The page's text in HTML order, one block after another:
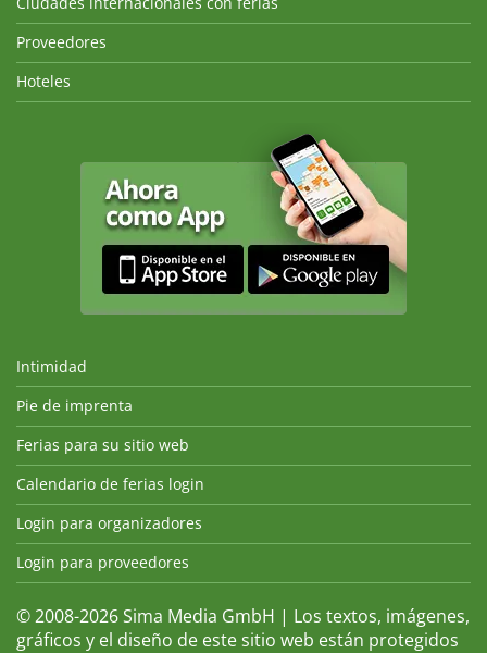
Proveedores
Hoteles
Intimidad
Pie de imprenta
Ferias para su sitio web
Calendario de ferias login
Login para organizadores
Login para proveedores
© 2008-2026 Sima Media GmbH | Los textos, imágenes,
gráficos y el diseño de este sitio web están protegidos